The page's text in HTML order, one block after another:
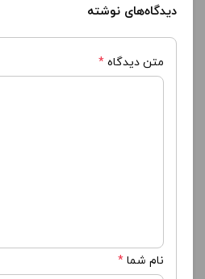
دیدگاه‌های نوشته
متن دیدگاه *
نام شما *